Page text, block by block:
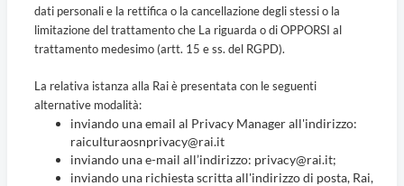
dati personali e la rettifica o la cancellazione degli stessi o la
limitazione del trattamento che La riguarda o di OPPORSI al
trattamento medesimo (artt. 15 e ss. del RGPD).
La relativa istanza alla Rai è presentata con le seguenti
alternative modalità:
inviando una email al Privacy Manager all'indirizzo:
raiculturaosnprivacy@rai.it
inviando una e-mail all’indirizzo: privacy@rai.it;
inviando una richiesta scritta all'indirizzo di posta, Rai,